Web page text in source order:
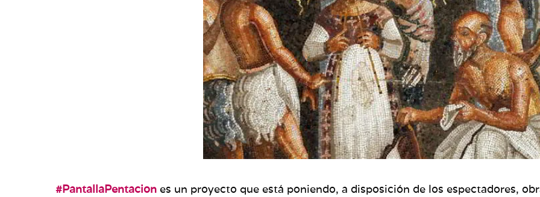
#PantallaPentacion es un proyecto que está poniendo, a disposición de los espectadores,